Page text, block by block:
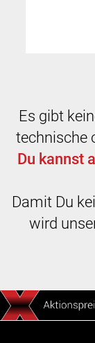
Es gibt
technische
Du kannst
Damit Du
wird